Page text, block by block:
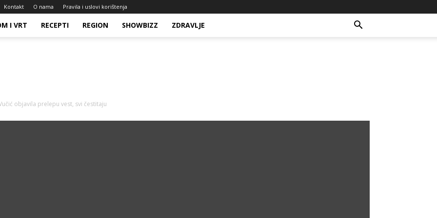
Kontakt O nama Pravila i uslovi korištenja
I VRT RECEPTI REGION SHOWBIZZ ZDRAVLJE
objavila prelepu vest, svi čestitaju